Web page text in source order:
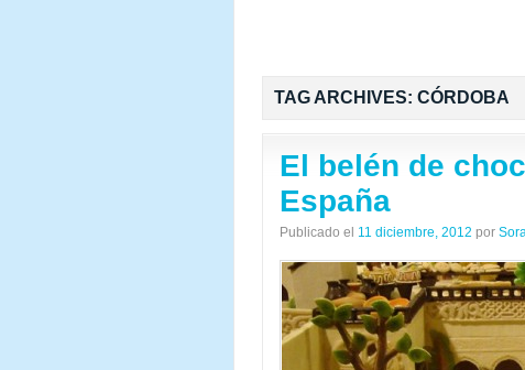
TAG ARCHIVES: CÓRDOBA
El belén de
España
Publicado el 11 diciembre, 2012 por